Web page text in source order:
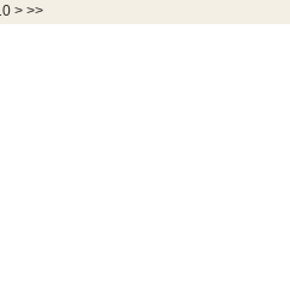
20
30
40
50
60
70
> >>